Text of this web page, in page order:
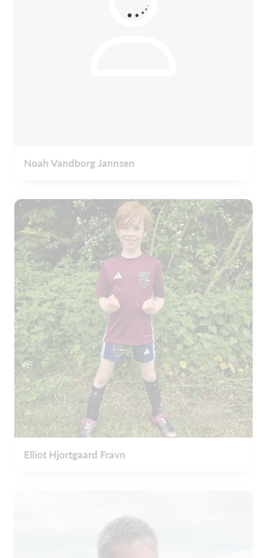
Noah Vandborg Jannsen
Elliot Hjortgaard Fravn